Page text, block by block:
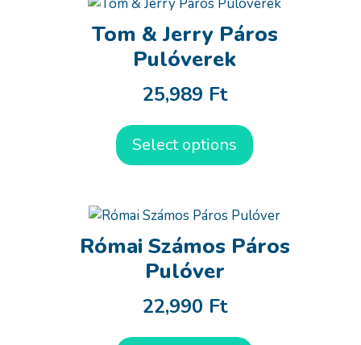
Tom & Jerry Páros
Pulóverek
25,989 Ft
Select options
Római Számos Páros
Pulóver
22,990 Ft